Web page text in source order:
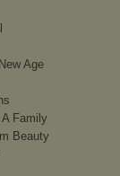
Age
Family
Beauty